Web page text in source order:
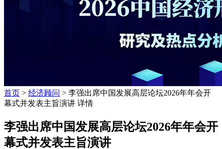
首页 > 经济顾问 > 李强出席中国发展高层论坛2026年年会开
幕式并发表主旨演讲 详情
李强出席中国发展高层论坛2026年年会开
幕式并发表主旨演讲